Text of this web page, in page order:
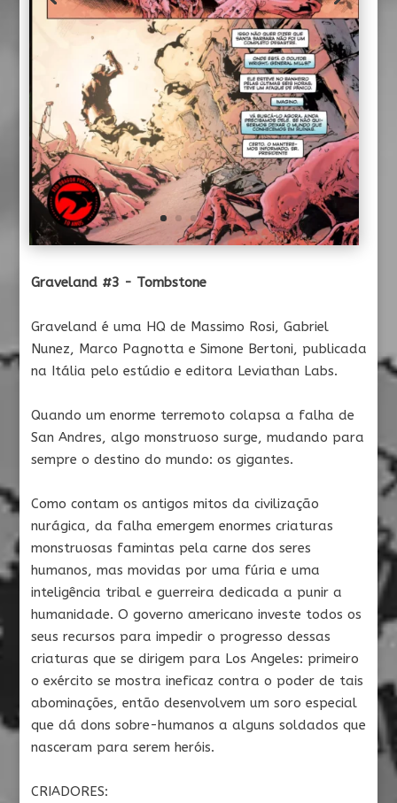
Graveland #3 - Tombstone
Graveland é uma HQ de Massimo Rosi, Gabriel
Nunez, Marco Pagnotta e Simone Bertoni, publicada
na Itália pelo estúdio e editora Leviathan Labs.
Quando um enorme terremoto colapsa a falha de
San Andres, algo monstruoso surge, mudando para
sempre o destino do mundo: os gigantes.
Como contam os antigos mitos da civilização
nurágica, da falha emergem enormes criaturas
monstruosas famintas pela carne dos seres
humanos, mas movidas por uma fúria e uma
inteligência tribal e guerreira dedicada a punir a
humanidade. O governo americano investe todos os
seus recursos para impedir o progresso dessas
criaturas que se dirigem para Los Angeles: primeiro
o exército se mostra ineficaz contra o poder de tais
abominações, então desenvolvem um soro especial
que dá dons sobre-humanos a alguns soldados que
nasceram para serem heróis.
CRIADORES: